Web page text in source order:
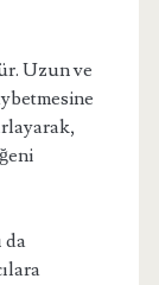
Uzun ve
da